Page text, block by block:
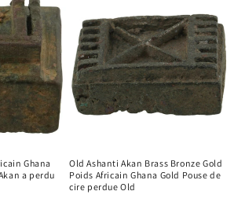
Ghana
a perdu
Old Ashanti Akan Brass Bronze Gold
Poids Africain Ghana Gold Pouse de
cire perdue Old